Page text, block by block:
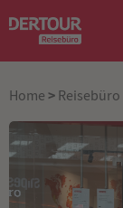
Home > Reisebüro